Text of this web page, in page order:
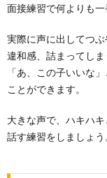
面接練習で何よりも一
実際に声に出してつ
違和感、詰まってし
「あ、この子いいな
ことができます。
大きな声で、ハキハ
話す練習をしましょう